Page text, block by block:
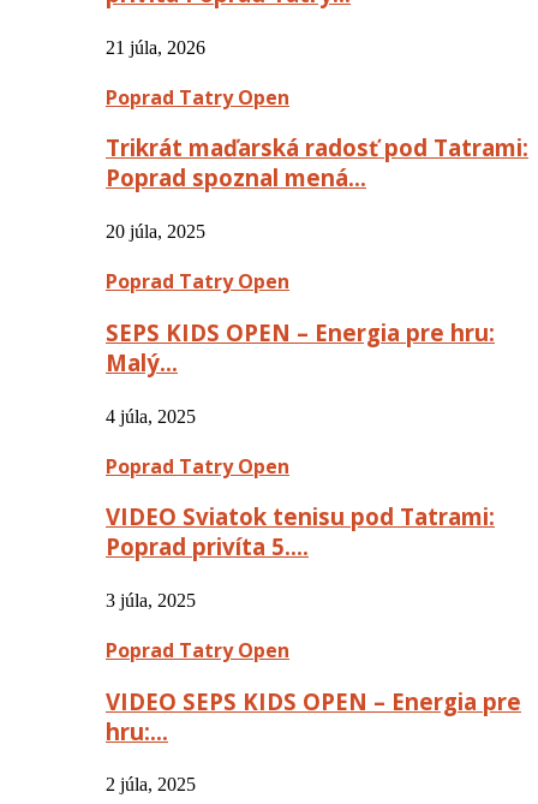
21 júla, 2026
Poprad Tatry Open
Trikrát maďarská radosť pod Tatrami:
Poprad spoznal mená…
20 júla, 2025
Poprad Tatry Open
SEPS KIDS OPEN – Energia pre hru:
Malý…
4 júla, 2025
Poprad Tatry Open
VIDEO Sviatok tenisu pod Tatrami:
Poprad privíta 5….
3 júla, 2025
Poprad Tatry Open
VIDEO SEPS KIDS OPEN – Energia pre
hru:…
2 júla, 2025